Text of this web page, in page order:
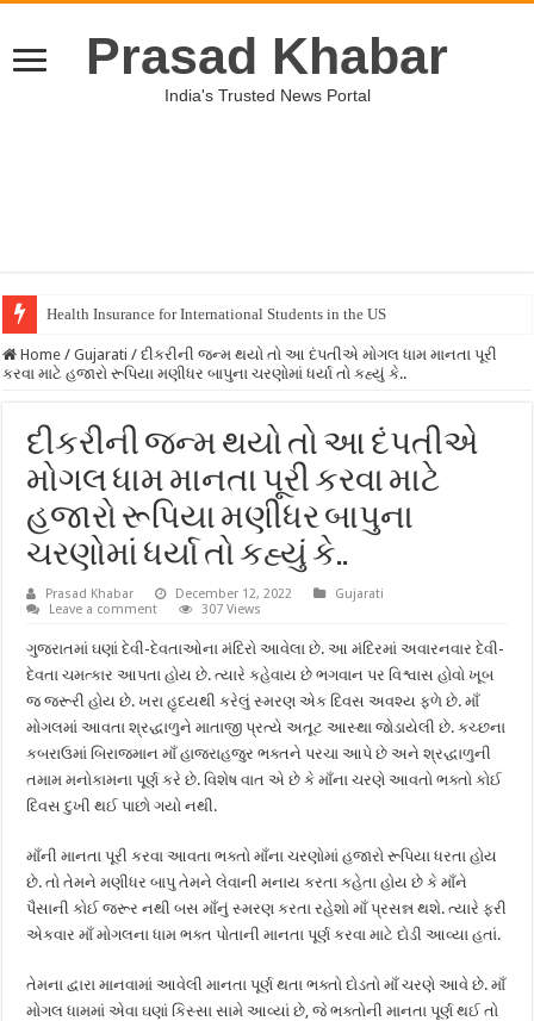
Prasad Khabar
India's Trusted News Portal
Health Insurance for International Students in the US
Home / Gujarati / દીકરીની જન્મ થયો તો આ દંપતીએ મોગલ ધામ માનતા પૂરી
કરવા માટે હજારો રૂપિયા મણીધર બાપુના ચરણોમાં ધર્યા તો કહ્યું કે..
દીકરીની જન્મ થયો તો આ દંપતીએ
મોગલ ધામ માનતા પૂરી કરવા માટે
હજારો રૂપિયા મણીધર બાપુના
ચરણોમાં ધર્યા તો કહ્યું કે..
Prasad Khabar December 12, 2022
Gujarati
Leave a comment
307 Views
ગુજરાતમાં ઘણાં દેવી-દેવતાઓના મંદિરો આવેલા છે. આ મંદિરમાં અવારનવાર દેવી-
દેવતા ચમત્કાર આપતા હોય છે. ત્યારે કહેવાય છે ભગવાન પર વિશ્વાસ હોવો ખૂબ
જ જરૂરી હોય છે. ખરા હૃદયથી કરેલું સ્મરણ એક દિવસ અવશ્ય ફળે છે. માઁ
મોગલમાં આવતા શ્રદ્ધાળુને માતાજી પ્રત્યે અતૂટ આસ્થા જોડાયેલી છે. કચ્છના
કબરાઉમાં બિરાજમાન માઁ હાજરાહજુર ભક્તને પરચા આપે છે અને શ્રદ્ધાળુની
તમામ મનોકામના પૂર્ણ કરે છે. વિશેષ વાત એ છે કે માઁના ચરણે આવતો ભક્તો કોઈ
દિવસ દુખી થઈ પાછો ગયો નથી.
માઁની માનતા પૂરી કરવા આવતા ભક્તો માઁના ચરણોમાં હજારો રૂપિયા ધરતા હોય
છે. તો તેમને મણીધર બાપુ તેમને લેવાની મનાય કરતા કહેતા હોય છે કે માઁને
પૈસાની કોઈ જરૂર નથી બસ માઁનું સ્મરણ કરતા રહેશો માઁ પ્રસન્ન થશે. ત્યારે ફરી
એકવાર માઁ મોગલના ધામ ભક્ત પોતાની માનતા પૂર્ણ કરવા માટે દોડી આવ્યા હતાં.
તેમના દ્વારા માનવામાં આવેલી માનતા પૂર્ણ થતા ભક્તો દોડતો માઁ ચરણે આવે છે. માઁ
મોગલ ધામમાં એવા ઘણાં કિસ્સા સામે આવ્યાં છે, જે ભક્તોની માનતા પૂર્ણ થઈ તો